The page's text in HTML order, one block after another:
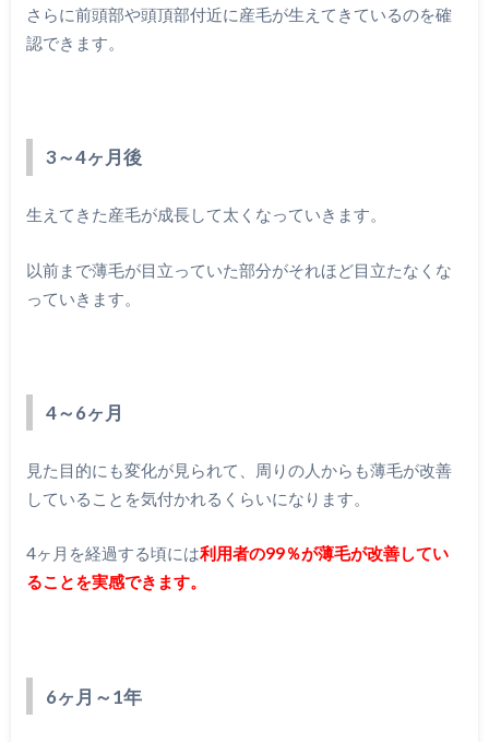
さらに前頭部や頭頂部付近に産毛が生えてきているのを確
認できます。
3～4ヶ月後
生えてきた産毛が成長して太くなっていきます。
以前まで薄毛が目立っていた部分がそれほど目立たなくな
っていきます。
4～6ヶ月
見た目的にも変化が見られて、周りの人からも薄毛が改善
していることを気付かれるくらいになります。
4ヶ月を経過する頃には利用者の99％が薄毛が改善してい
ることを実感できます。
6ヶ月～1年